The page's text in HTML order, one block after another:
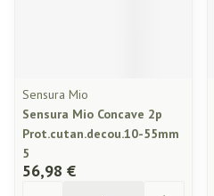
Sensura Mio
Sensura Mio Concave 2p
Prot.cutan.decou.10-55mm
5
56,98 €